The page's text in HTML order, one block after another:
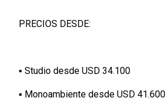
PRECIOS DESDE:
▪️ Studio desde USD 34.100
▪️ Monoambiente desde USD 41.600